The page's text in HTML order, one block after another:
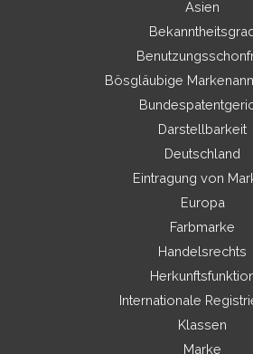
Asien
Bösgläubige
Darstellbarkeit
Deutschland
Eintragung von
Europa
Farbmarke
Handelsrechts
Internationale
Klassen
Marke